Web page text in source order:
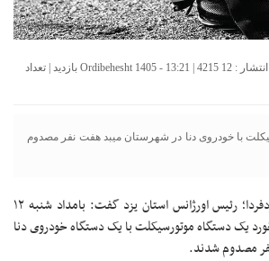
شناسه خبر : 221406 | تاریخ انتشار : 12 Ordibehesht 1405 - 13:21 | 4215 بازدید | تعداد
با خودروی دنا در شهرستان میبد هفت نفر مصدوم
به گزارش پایگاه خبری یزدفردا؛ رئیس اورژانس استان یزد گفت: بامداد شنبه ۱۲
اثر برخورد یک دستگاه موتورسیکلت با یک دستگاه خودروی دنا
مصدوم شدند.